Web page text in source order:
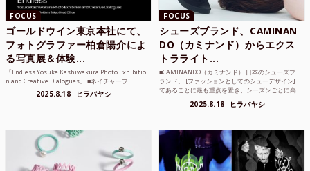
FOCUS
ゴールドウイン東京本社にて、
フォトグラファー柏倉陽介によ
る写真展＆体験...
「Endless Yosuke Kashiwakura Photo Exhibitio
n and Creative Dialogues」 ■ネイチャーフ...
2025.8.18 ヒラバヤシ
FOCUS
シューズブランド、CAMINAN
DO（カミナンド）からエクス
トラライト...
■CAMINANDO（カミナンド） 日本のシューズブ
ランド。 [ファッションとしてのシューデザイン]
であることに最も重点を置き、シーズンごとに高
2025.8.18 ヒラバヤシ